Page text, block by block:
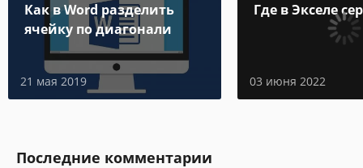
Как в Word разделить
ячейку по диагонали
21 мая 2019
Где в Экселе
03 июня 2022
Последние комментарии